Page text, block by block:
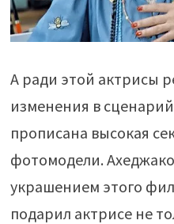
А ради этой актрисы
изменения в
прописана высокая
фотомодели.
украшением этого
подарил актрисе не